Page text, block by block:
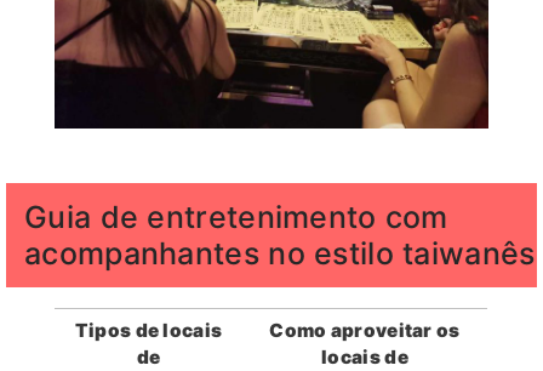
Guia de entretenimento com
acompanhantes no estilo taiwanês
Tipos de locais
de
Como aproveitar os
locais de